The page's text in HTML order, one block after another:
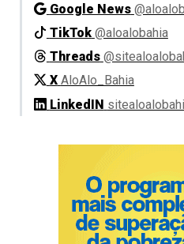
Google News
TikTok @aloalobahia
Threads
X AloAlo_Bahia
LinkedIN